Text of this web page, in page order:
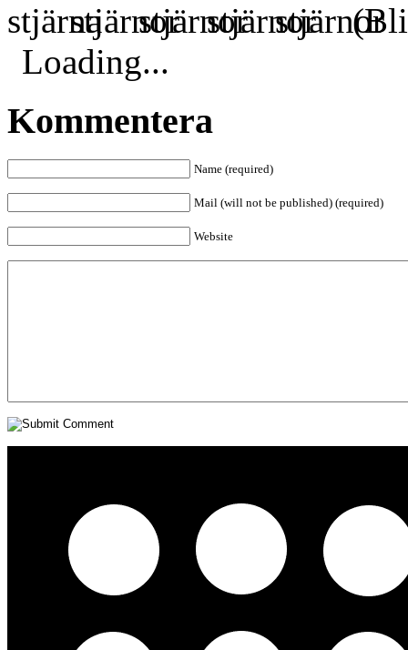
(Bli
Loading...
Kommentera
Name (required)
Mail (will not be published) (required)
Website